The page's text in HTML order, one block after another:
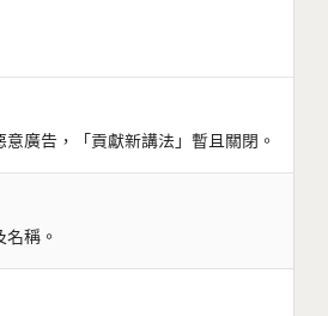
廣告，「貢獻新講法」暫且關閉。
稱。